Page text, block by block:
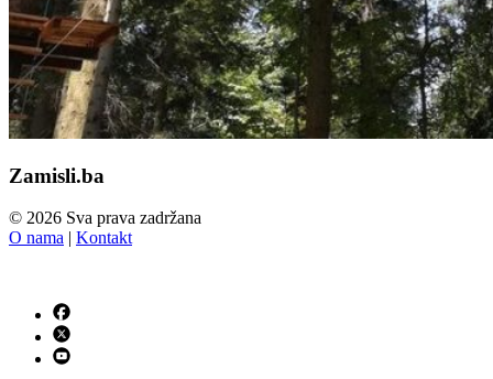
Zamisli.ba
© 2026 Sva prava zadržana
O nama | Kontakt